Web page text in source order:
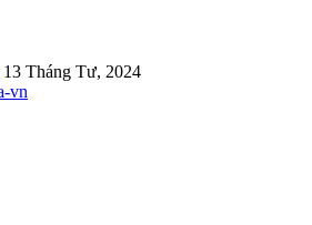
13 Tháng Tư, 2024